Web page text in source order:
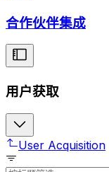
合作伙伴集成
用户获取
User Acquisition